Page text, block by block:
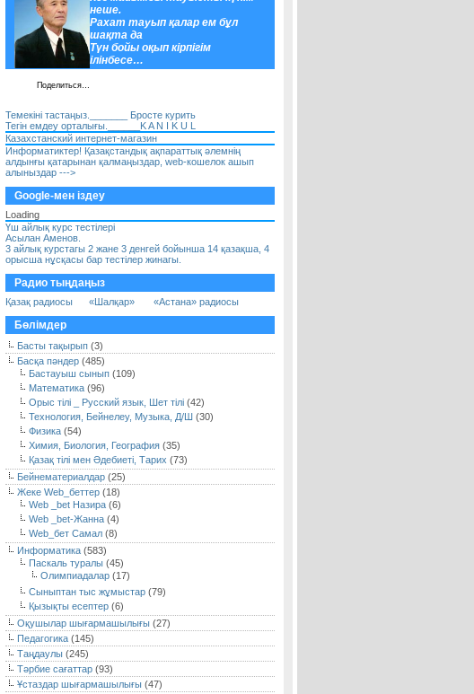
неше.
Рахат тауып қалар ем бұл
шақта да
Түн бойы оқып кірпігім
ілінбесе…
Поделиться…
Темекіні тастаңыз._______ Бросте курить
Тегін емдеу орталығы.
______K A N I K U L
Казахстанский интернет-магазин
Информатиктер! Қазақстандық ақпараттық әлемнің
алдынғы қатарынан қалмаңыздар, web-кошелок ашып
алыныздар --->
Google-мен іздеу
Loading
Үш айлық курс тестілері
Асылан Аменов.
3 айлық курстагы 2 жане 3 денгей бойынша 14 қазақша, 4
орысша нұсқасы бар тестілер жинагы.
Радио тыңдаңыз
Қазақ радиосы «Шалқар» «Астана» радиосы
Бөлімдер
Басты тақырып (3)
Басқа пәндер (485)
Бастауыш сынып (109)
Математика (96)
Орыс тілі _ Русский язык, Шет тілі (42)
Технология, Бейнелеу, Музыка, Д/Ш (30)
Физика (54)
Химия, Биология, География (35)
Қазақ тілі мен Әдебиеті, Тарих (73)
Бейнематериалдар (25)
Жеке Web_беттер (18)
Web _bet Назира (6)
Web _bet-Жанна (4)
Web_бет Самал (8)
Информатика (583)
Паскаль туралы (45)
Олимпиадалар (17)
Сыныптан тыс жұмыстар (79)
Қызықты есептер (6)
Оқушылар шығармашылығы (27)
Педагогика (145)
Таңдаулы (245)
Тәрбие сағаттар (93)
Ұстаздар шығармашылығы (47)